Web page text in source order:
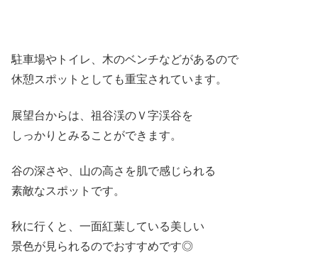
駐車場やトイレ、木のベンチなどがあるので
休憩スポットとしても重宝されています。
展望台からは、祖谷渓のＶ字渓谷を
しっかりとみることができます。
谷の深さや、山の高さを肌で感じられる
素敵なスポットです。
秋に行くと、一面紅葉している美しい
景色が見られるのでおすすめです◎